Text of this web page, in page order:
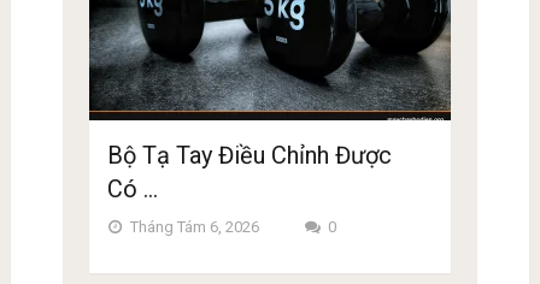
Bộ Tạ Tay Điều Chỉnh Được
Có …
Tháng Tám 6, 2026 0